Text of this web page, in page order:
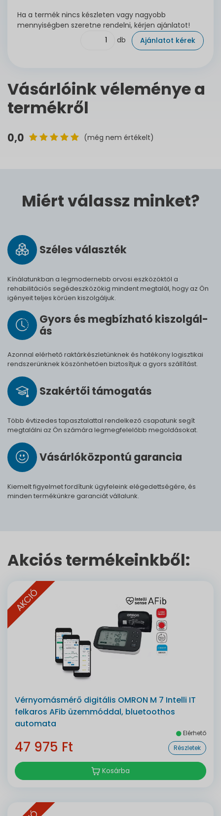
Ha a termék nincs készleten vagy nagyobb
mennyiségben szeretne rendelni, kérjen ajánlatot!
db
Ajánlatot kérek
Vásárlóink véleménye a
termékről
0,0 (még nem értékelt)
Miért válassz minket?
Széles vá­lasz­ték
Kínálatunkban a legmodernebb orvosi eszközöktől a
rehabilitációs segédeszközökig mindent megtalál, hogy az Ön
igényeit teljes körűen kiszolgáljuk.
Gyors és meg­bíz­ha­tó ki­szol­gál­
ás
Azonnal elérhető raktárkészletünknek és hatékony logisztikai
rendszerünknek köszönhetően biztosítjuk a gyors szállítást.
Szak­értői tá­mo­ga­tás
Több évtizedes tapasztalattal rendelkező csapatunk segít
megtalálni az Ön számára legmegfelelőbb megoldásokat.
Vásárló­köz­pontú ga­ran­cia
Kiemelt figyelmet fordítunk ügyfeleink elégedettségére, és
minden termékünkre garanciát vállalunk.
Akciós termékeinkből:
AKCIÓ
Vérnyomásmérő digitális OMRON M 7 Intelli IT
felkaros AFib üzemmóddal, bluetoothos
automata
Elérhető
47 975 Ft Részletek
Kosárba